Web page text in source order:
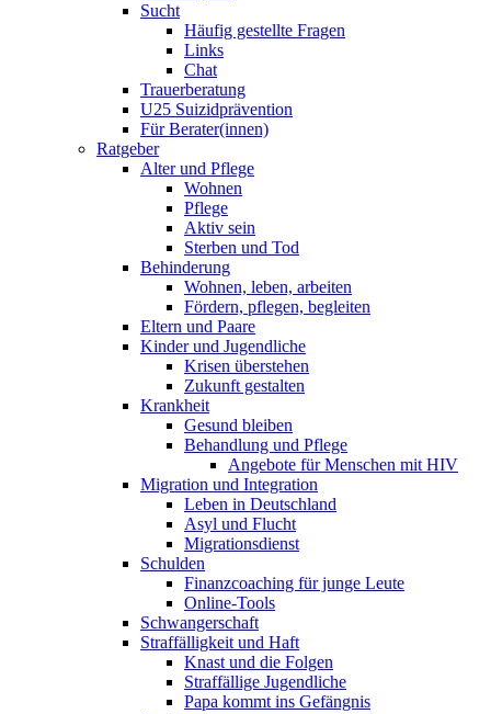
Sucht
Häufig gestellte Fragen
Links
Chat
Trauerberatung
U25 Suizidprävention
Für Berater(innen)
Ratgeber
Alter und Pflege
Wohnen
Pflege
Aktiv sein
Sterben und Tod
Behinderung
Wohnen, leben, arbeiten
Fördern, pflegen, begleiten
Eltern und Paare
Kinder und Jugendliche
Krisen überstehen
Zukunft gestalten
Krankheit
Gesund bleiben
Behandlung und Pflege
Angebote für Menschen mit HIV
Migration und Integration
Leben in Deutschland
Asyl und Flucht
Migrationsdienst
Schulden
Finanzcoaching für junge Leute
Online-Tools
Schwangerschaft
Straffälligkeit und Haft
Knast und die Folgen
Straffällige Jugendliche
Papa kommt ins Gefängnis